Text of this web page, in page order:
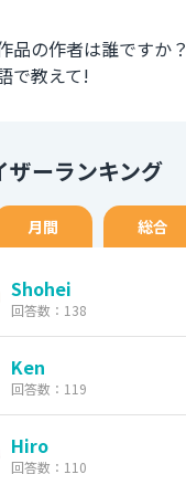
品の作者は誰ですか？
で教えて!
ザーランキング
月間 総合
Shohei
回答数：138
Ken
回答数：119
Hiro
回答数：110